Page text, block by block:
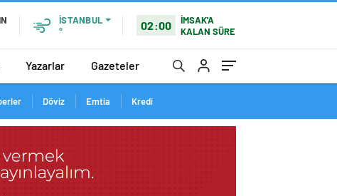
İSTANBUL
°
02:00
İMSAK'A
KALAN SÜRE
Yazarlar Gazeteler
Döviz Emtia Kredi